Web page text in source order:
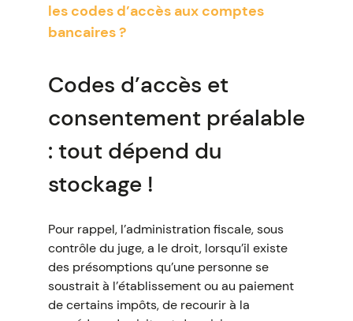
les codes d’accès aux comptes
bancaires ?
Codes d’accès et
consentement préalable
: tout dépend du
stockage !
Pour rappel, l’administration fiscale, sous
contrôle du juge, a le droit, lorsqu’il existe
des présomptions qu’une personne se
soustrait à l’établissement ou au paiement
de certains impôts, de recourir à la